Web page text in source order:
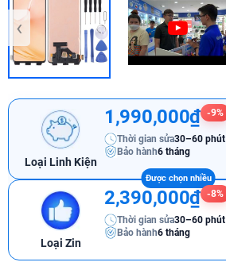
‹
Loại Linh Kiện
1,990,000₫ -9%
Thời gian sửa30–60 phút
Bảo hành6 tháng
Loại Zin
2,390,000₫ -8%
Thời gian sửa30–60 phút
Bảo hành6 tháng